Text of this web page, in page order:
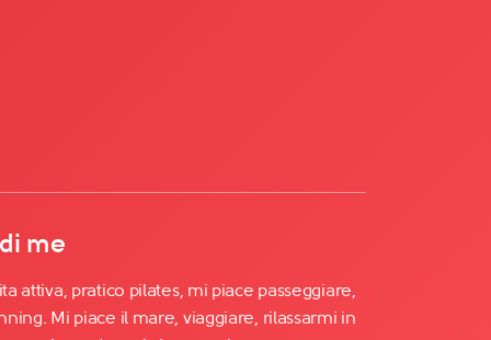
Più
me
attiva, pratico pilates, mi piace passeggiare,
Mi piace il mare, viaggiare, rilassarmi in